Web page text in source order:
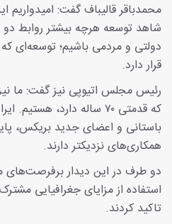
محمدباقر قالیباف گفت:
شاهد توسعه هرچه بیشتر روابط دو
دولتی و مردمی باشیم؛ توسعه‌ای
قرار دارد.
رئیس مجلس اتیوپی نیز گفت: ما
که قدمتی ۷۰ ساله دارد،
باستانی و اعضای جدید بریکس،
همکاری‌های نزدیکتر دارند.
دو طرف در این دیدار برفرصت‌های
استفاده از مزایای جغرافیایی
تاکید کردند.